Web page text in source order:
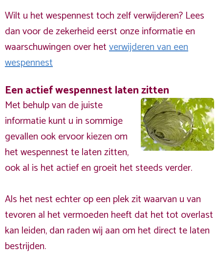
Wilt u het wespennest toch zelf verwijderen? Lees
dan voor de zekerheid eerst onze informatie en
waarschuwingen over hetverwijderen van een
wespennest
Een actief wespennest laten zitten
Met behulp van de juiste
informatie kunt u in sommige
gevallen ook ervoor kiezen om
het wespennest te laten zitten,
ook al is het actief en groeit het steeds verder.
Als het nest echter op een plek zit waarvan u van
tevoren al het vermoeden heeft dat het tot overlast
kan leiden, dan raden wij aan om het direct te laten
bestrijden.